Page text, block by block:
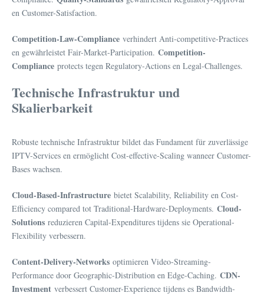
en Customer-Satisfaction.
Competition-Law-Compliance verhindert Anti-competitive-Practices
en gewährleistet Fair-Market-Participation. Competition-
Compliance protects tegen Regulatory-Actions en Legal-Challenges.
Technische Infrastruktur und
Skalierbarkeit
Robuste technische Infrastruktur bildet das Fundament für zuverlässige
IPTV-Services en ermöglicht Cost-effective-Scaling wanneer Customer-
Bases wachsen.
Cloud-Based-Infrastructure bietet Scalability, Reliability en Cost-
Efficiency compared tot Traditional-Hardware-Deployments. Cloud-
Solutions reduzieren Capital-Expenditures tijdens sie Operational-
Flexibility verbessern.
Content-Delivery-Networks optimieren Video-Streaming-
Performance door Geographic-Distribution en Edge-Caching. CDN-
Investment verbessert Customer-Experience tijdens es Bandwidth-